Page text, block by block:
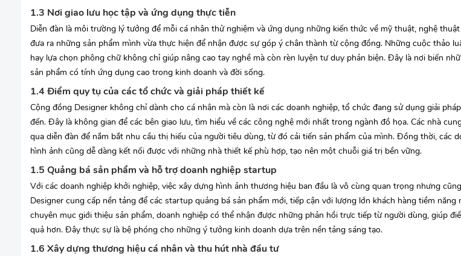
1.3 Nơi giao lưu học tập và ứng dụng thực tiễn
Diễn đàn là môi trường lý tưởng để mỗi cá nhân thử nghiệm và ứng dụng những kiến thức về mỹ thuật, nghệ
đưa ra những sản phẩm mình vừa thực hiện để nhận được sự góp ý chân thành từ cộng đồng. Những cuộc thảo
hay lựa chọn phông chữ không chỉ giúp nâng cao tay nghề mà còn rèn luyện tư duy phản biện. Đây là nơi biến
sản phẩm có tính ứng dụng cao trong kinh doanh và đời sống.
1.4 Điểm quy tụ của các tổ chức và giải pháp thiết kế
Cộng đồng Designer không chỉ dành cho cá nhân mà còn là nơi các doanh nghiệp, tổ chức đang sử dụng giải
đến. Đây là không gian để các bên giao lưu, tìm hiểu về các công nghệ mới nhất trong ngành đồ họa. Các nhà
qua diễn đàn để nắm bắt nhu cầu thị hiếu của người tiêu dùng, từ đó cải tiến sản phẩm của mình. Đồng thời, các
hình ảnh cũng dễ dàng kết nối được với những nhà thiết kế phù hợp, tạo nên một chuỗi giá trị bền vững.
1.5 Quảng bá sản phẩm và hỗ trợ doanh nghiệp startup
Với các doanh nghiệp khởi nghiệp, việc xây dựng hình ảnh thương hiệu ban đầu là vô cùng quan trọng nhưng
Designer cung cấp nền tảng để các startup quảng bá sản phẩm mới, tiếp cận với lượng lớn khách hàng tiềm
chuyên mục giới thiệu sản phẩm, doanh nghiệp có thể nhận được những phản hồi trực tiếp từ người dùng, giúp
quả hơn. Đây thực sự là bệ phóng cho những ý tưởng kinh doanh dựa trên nền tảng sáng tạo.
1.6 Xây dựng thương hiệu cá nhân và thu hút nhà đầu tư